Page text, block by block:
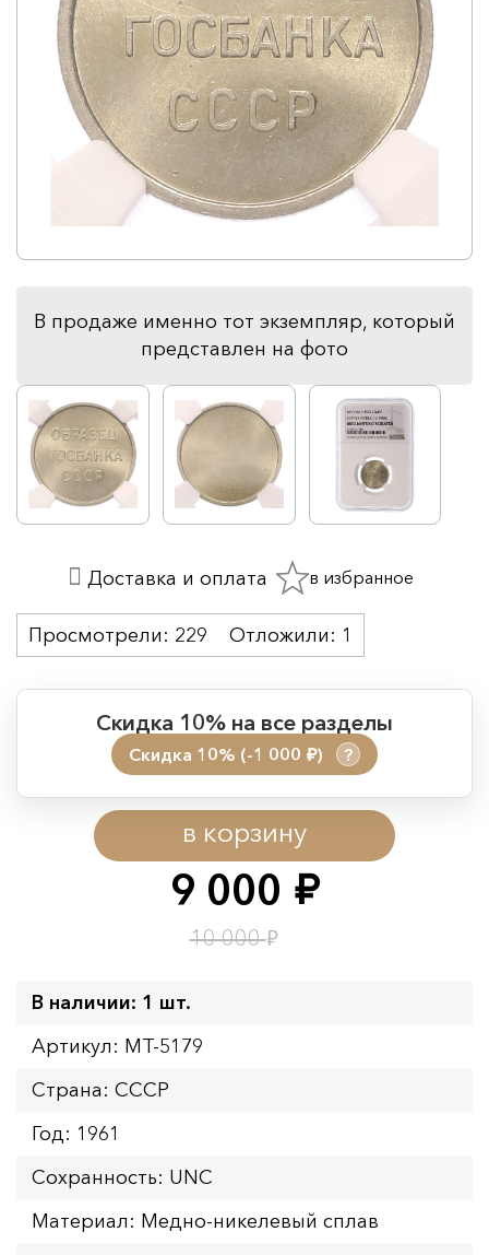
В продаже именно тот экземпляр, который
представлен на фото
9 000 руб.
10 000₽
в корзину
Скидка 10% на все разделы
Скидка 10% (-1 000 руб.) ?
Период действия акции:
Начало:
08.08.2026 00:01
Окончание:
09.08.2026 23:59
Время до окончания:
Просмотрели: 229 Отложили: 1
Доставка и оплата в избранное
В наличии: 1 шт.
Артикул: MT-5179
Страна: СССР
Год: 1961
Сохранность: UNC
Материал: Медно-никелевый сплав